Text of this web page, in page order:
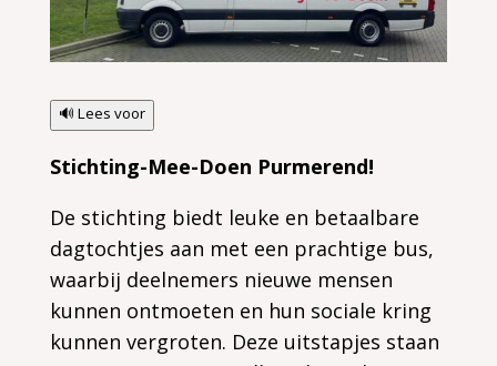
🔊 Lees voor
Stichting-Mee-Doen Purmerend!
De stichting biedt leuke en betaalbare
dagtochtjes aan met een prachtige bus,
waarbij deelnemers nieuwe mensen
kunnen ontmoeten en hun sociale kring
kunnen vergroten. Deze uitstapjes staan